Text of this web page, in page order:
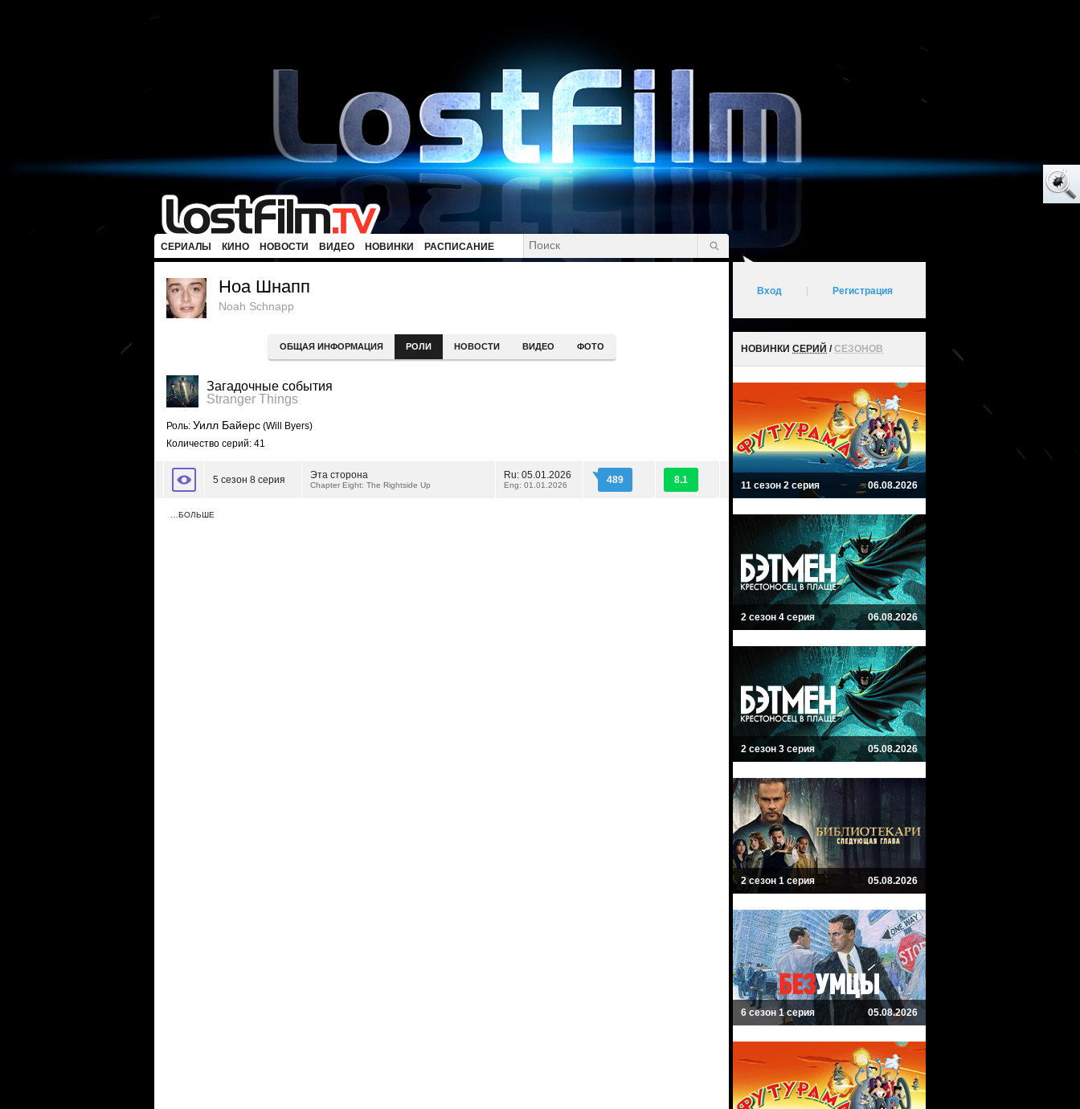
СЕРИАЛЫ КИНО НОВОСТИ ВИДЕО НОВИНКИ РАСПИСАНИЕ
Ноа Шнапп
Noah Schnapp
ОБЩАЯ ИНФОРМАЦИЯ РОЛИ НОВОСТИ ВИДЕО ФОТО
Загадочные события
Stranger Things
Роль: Уилл Байерс (Will Byers)
Количество серий: 41
5 сезон 8 серия Эта сторона
Chapter Eight: The Rightside Up
Ru: 05.01.2026
Eng: 01.01.2026 489 8.1
…БОЛЬШЕ
Вход Регистрация
НОВИНКИ СЕРИЙ /СЕЗОНОВ
11 сезон 2 серия 06.08.2026
2 сезон 4 серия 06.08.2026
2 сезон 3 серия 05.08.2026
2 сезон 1 серия 05.08.2026
6 сезон 1 серия 05.08.2026